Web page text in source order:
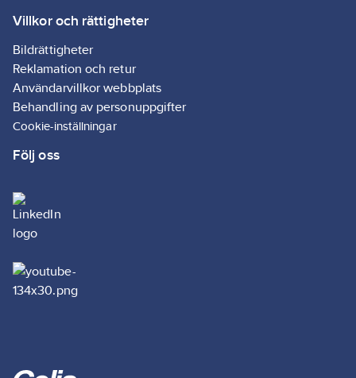
Villkor och rättigheter
Bildrättigheter
Reklamation och retur
Användarvillkor webbplats
Behandling av personuppgifter
Cookie-inställningar
Följ oss